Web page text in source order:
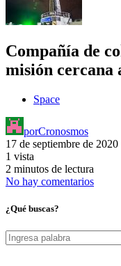
Compañía de
misión cercana
Space
porCronosmos
17 de septiembre de 2020
1 vista
2 minutos de lectura
No hay comentarios
¿Qué buscas?